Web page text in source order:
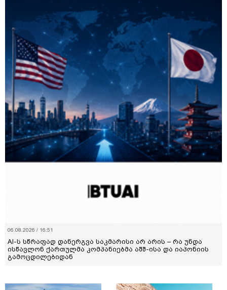
06.08.2026 / 16:51
AI-ს სწრაფად დანერგვა საკმარისი არ არის – რა უნდა
ისწავლონ ქართულმა კომპანიებმა აშშ-ისა და იაპონიის
გამოცდილებიდან